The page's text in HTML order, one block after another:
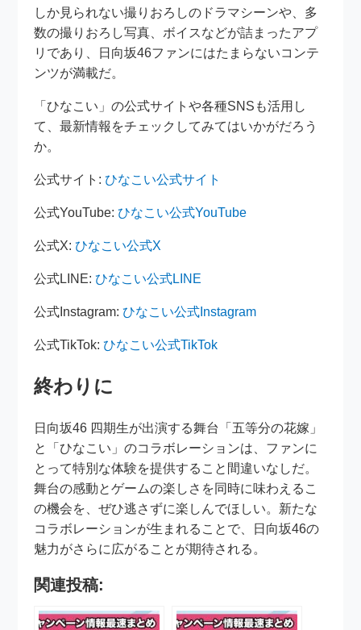
しか見られない撮りおろしのドラマシーンや、多
数の撮りおろし写真、ボイスなどが詰まったアプ
リであり、日向坂46ファンにはたまらないコンテ
ンツが満載だ。
「ひなこい」の公式サイトや各種SNSも活用し
て、最新情報をチェックしてみてはいかがだろう
か。
公式サイト:ひなこい公式サイト
公式YouTube:ひなこい公式YouTube
公式X:ひなこい公式X
公式LINE:ひなこい公式LINE
公式Instagram:ひなこい公式Instagram
公式TikTok:ひなこい公式TikTok
終わりに
日向坂46 四期生が出演する舞台「五等分の花嫁」
と「ひなこい」のコラボレーションは、ファンに
とって特別な体験を提供すること間違いなしだ。
舞台の感動とゲームの楽しさを同時に味わえるこ
の機会を、ぜひ逃さずに楽しんでほしい。新たな
コラボレーションが生まれることで、日向坂46の
魅力がさらに広がることが期待される。
関連投稿: